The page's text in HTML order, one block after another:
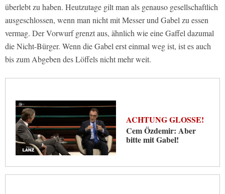
überlebt zu haben. Heutzutage gilt man als genauso gesellschaftlich
ausgeschlossen, wenn man nicht mit Messer und Gabel zu essen
vermag. Der Vorwurf grenzt aus, ähnlich wie eine Gaffel dazumal
die Nicht-Bürger. Wenn die Gabel erst einmal weg ist, ist es auch
bis zum Abgeben des Löffels nicht mehr weit.
ACHTUNG GLOSSE!
Cem Özdemir: Aber
bitte mit Gabel!